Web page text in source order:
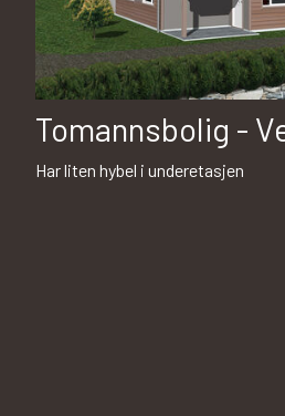
Tomannsbolig -
Har liten hybel i underetasjen